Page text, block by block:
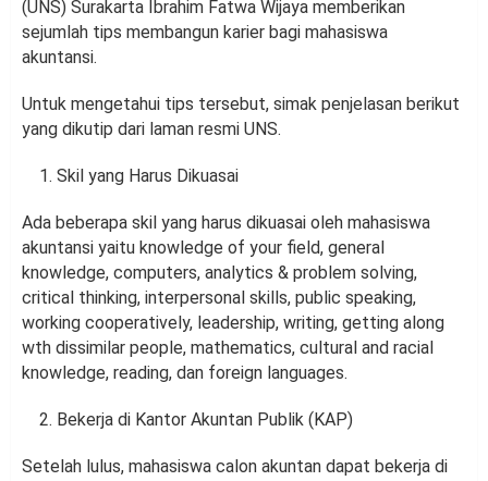
(UNS) Surakarta Ibrahim Fatwa Wijaya memberikan
sejumlah tips membangun karier bagi mahasiswa
akuntansi.
Untuk mengetahui tips tersebut, simak penjelasan berikut
yang dikutip dari laman resmi UNS.
Skil yang Harus Dikuasai
Ada beberapa skil yang harus dikuasai oleh mahasiswa
akuntansi yaitu knowledge of your field, general
knowledge, computers, analytics & problem solving,
critical thinking, interpersonal skills, public speaking,
working cooperatively, leadership, writing, getting along
wth dissimilar people, mathematics, cultural and racial
knowledge, reading, dan foreign languages.
Bekerja di Kantor Akuntan Publik (KAP)
Setelah lulus, mahasiswa calon akuntan dapat bekerja di